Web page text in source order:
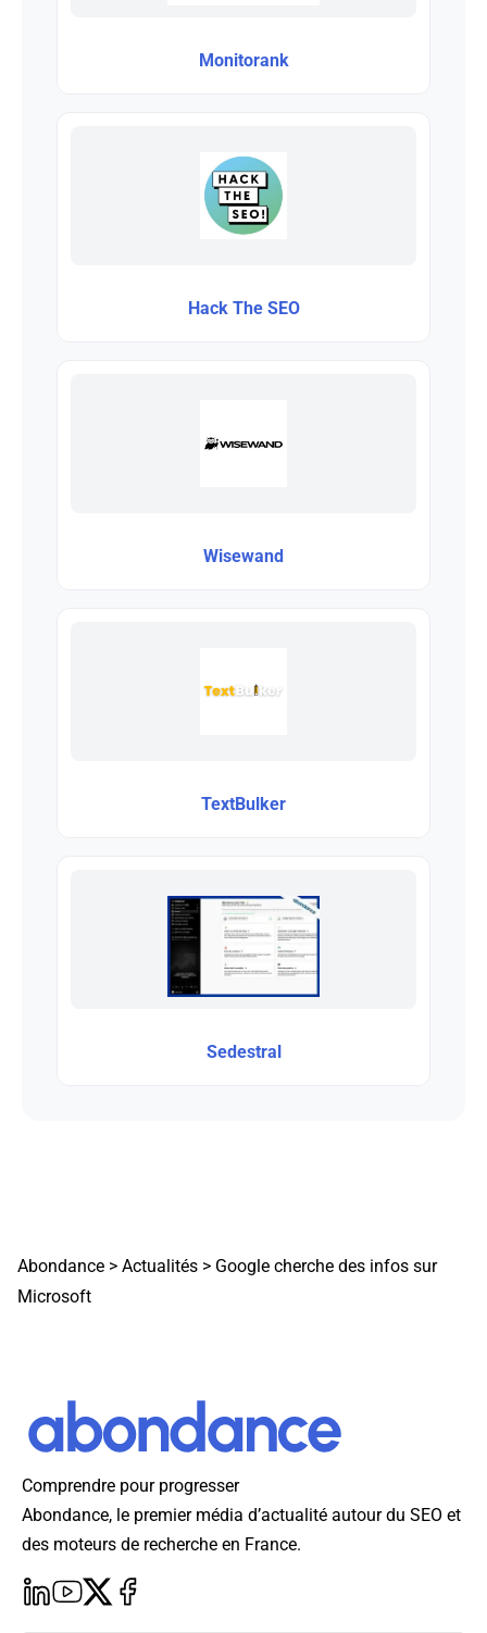
Monitorank
Hack The SEO
Wisewand
TextBulker
Sedestral
Abondance > Actualités > Google cherche des infos sur
Microsoft
Comprendre pour progresser
Abondance, le premier média d’actualité autour du SEO et
des moteurs de recherche en France.